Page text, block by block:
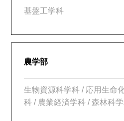
基盤工学科
農学部
生物資源科学科 / 応用生命
科 / 農業経済学科 / 森林科